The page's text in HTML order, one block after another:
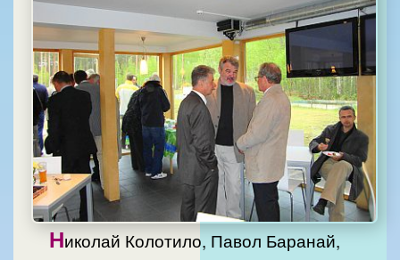
Николай Колотило, Павол Баранай,